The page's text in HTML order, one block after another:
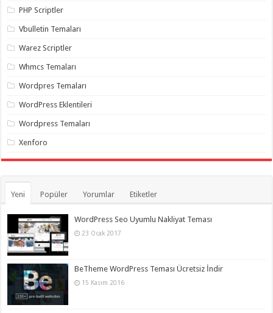
PHP Scriptler
Vbulletin Temaları
Warez Scriptler
Whmcs Temaları
Wordpres Temaları
WordPress Eklentileri
Wordpress Temaları
Xenforo
Yeni Popüler Yorumlar Etiketler
WordPress Seo Uyumlu Nakliyat Teması
23 Ocak 2017
BeTheme WordPress Teması Ücretsiz İndir
15 Kasım 2016